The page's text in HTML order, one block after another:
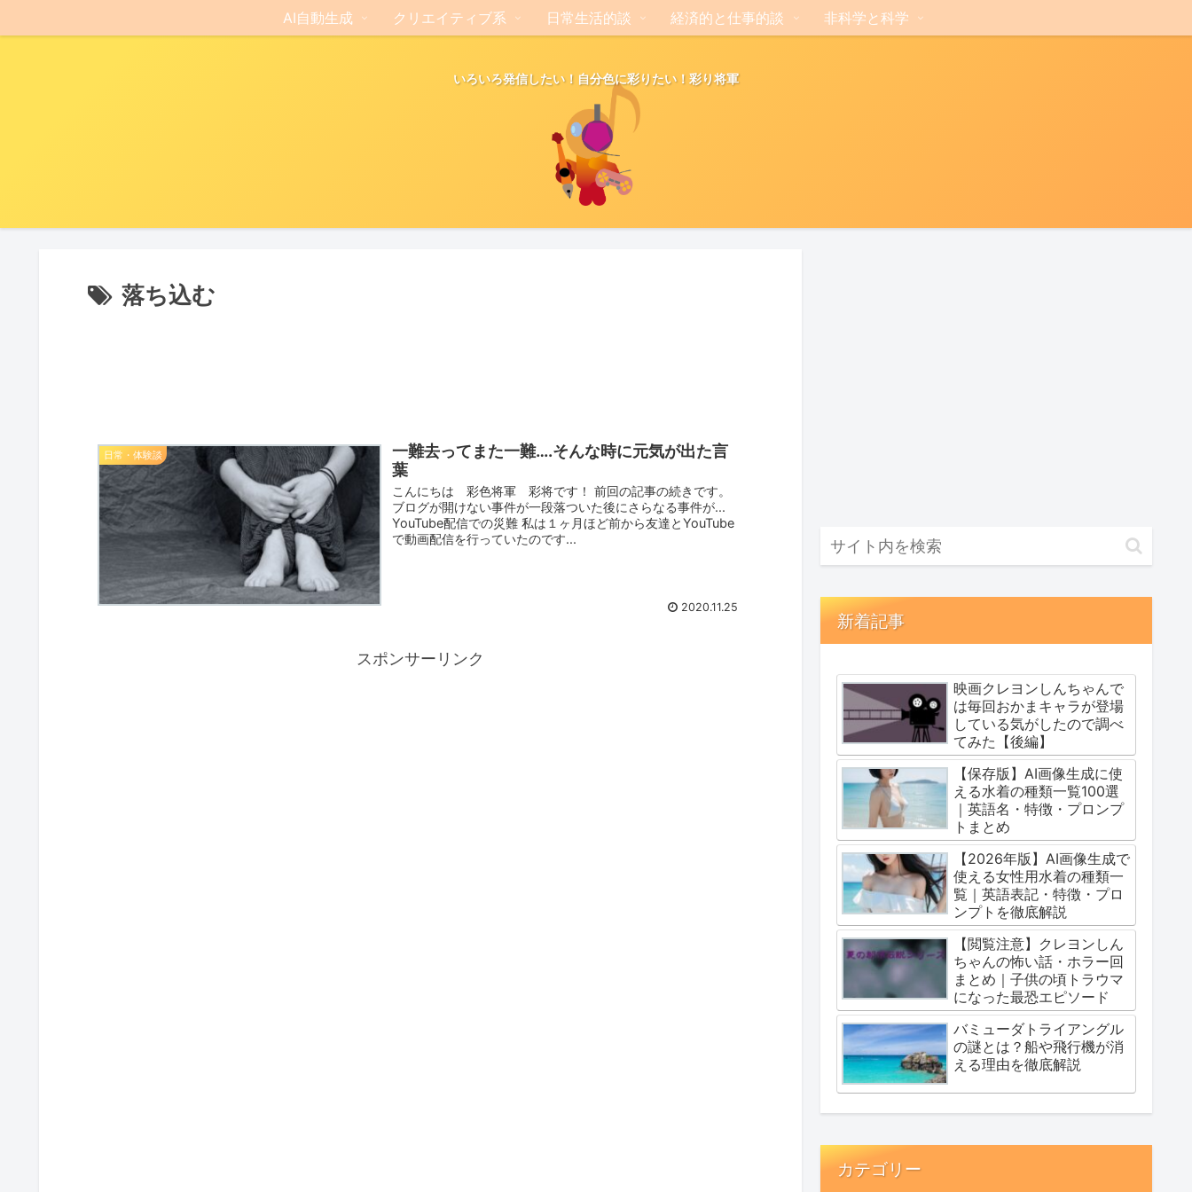
いろいろ発信したい！自分色に彩りたい！彩り将軍
AI自動生成 クリエイティブ系 日常生活的談 経済的と仕事的談 非科学と科学
落ち込む
日常・体験談
一難去ってまた一難….そんな時に元気が出た言
葉
こんにちは 彩色将軍 彩将です！ 前回の記事の続きです。
ブログが開けない事件が一段落ついた後にさらなる事件が...
YouTube配信での災難 私は１ヶ月ほど前から友達とYouTube
で動画配信を行っていたのです...
2020.11.25
スポンサーリンク
新着記事
映画クレヨンしんちゃんで
は毎回おかまキャラが登場
している気がしたので調べ
てみた【後編】
【保存版】AI画像生成に使
える水着の種類一覧100選
｜英語名・特徴・プロンプ
トまとめ
【2026年版】AI画像生成で
使える女性用水着の種類一
覧｜英語表記・特徴・プロ
ンプトを徹底解説
【閲覧注意】クレヨンしん
ちゃんの怖い話・ホラー回
まとめ｜子供の頃トラウマ
になった最恐エピソード
バミューダトライアングル
の謎とは？船や飛行機が消
える理由を徹底解説
カテゴリー